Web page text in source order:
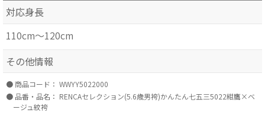
対応身長
110cm～120cm
その他情報
商品コード： WWYY5022000
品番・品名： RENCAセレクション(5.6歳男袴)かんたん七五三5022紺鷹×ベ
ージュ紋袴